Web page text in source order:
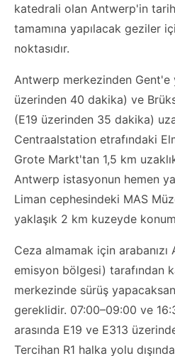
katedrali olan Antwerp'in
tamamına yapılacak geziler
noktasıdır.
Antwerp merkezinden Gent'e
üzerinden 40 dakika) ve
(E19 üzerinden 35 dakika)
Centraalstation etrafındaki
Grote Markt'tan 1,5 km
Antwerp istasyonun hemen
Liman cephesindeki MAS
yaklaşık 2 km kuzeyde
Ceza almamak için
emisyon bölgesi) tarafından
merkezinde sürüş
gereklidir. 07:00–09:00 ve
arasında E19 ve E313
Tercihan R1 halka yolu